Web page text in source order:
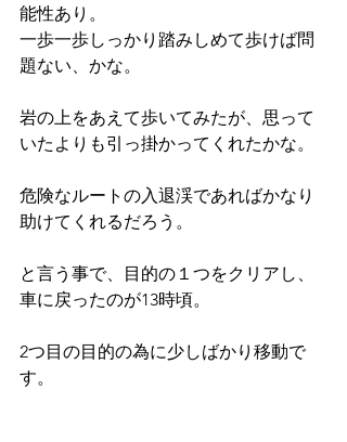
能性あり。
一歩一歩しっかり踏みしめて歩けば問
題ない、かな。
岩の上をあえて歩いてみたが、思って
いたよりも引っ掛かってくれたかな。
危険なルートの入退渓であればかなり
助けてくれるだろう。
と言う事で、目的の１つをクリアし、
車に戻ったのが13時頃。
2つ目の目的の為に少しばかり移動で
す。